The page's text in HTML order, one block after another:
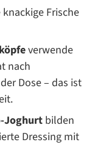
Frische
verwende
nach
Dose – das ist
Joghurtbilden
Dressing mit